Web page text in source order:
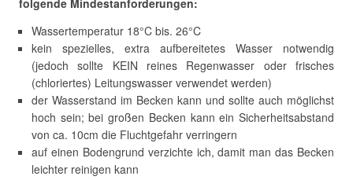
folgende Mindestanforderungen:
Wassertemperatur 18°C bis. 26°C
kein spezielles, extra aufbereitetes Wasser notwendig
(jedoch sollte KEIN reines Regenwasser oder frisches
(chloriertes) Leitungswasser verwendet werden)
der Wasserstand im Becken kann und sollte auch möglichst
hoch sein; bei großen Becken kann ein Sicherheitsabstand
von ca. 10cm die Fluchtgefahr verringern
auf einen Bodengrund verzichte ich, damit man das Becken
leichter reinigen kann